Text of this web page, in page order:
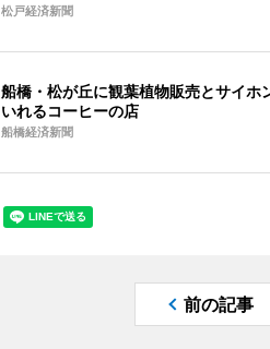
松戸経済新聞
船橋・松が丘に観葉植物販売とサイホ
いれるコーヒーの店
船橋経済新聞
前の記事